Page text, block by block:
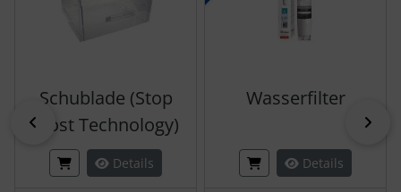
zurück
Schublade (Stop
Frost Technology)
Details
Wasserfilter
Details